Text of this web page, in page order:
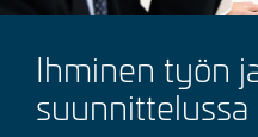
Ihminen työn
suunnittelussa